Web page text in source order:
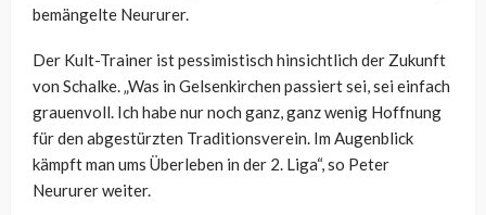
bemängelte Neururer.
Der Kult-Trainer ist pessimistisch hinsichtlich der Zukunft
von Schalke. „Was in Gelsenkirchen passiert sei, sei einfach
grauenvoll. Ich habe nur noch ganz, ganz wenig Hoffnung
für den abgestürzten Traditionsverein. Im Augenblick
kämpft man ums Überleben in der 2. Liga“, so Peter
Neururer weiter.